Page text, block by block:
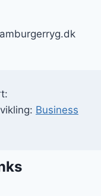
Business